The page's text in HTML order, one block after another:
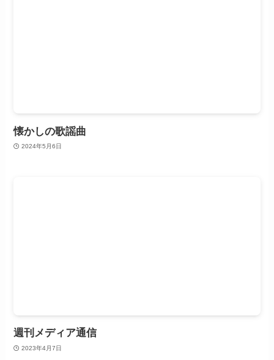
懐かしの歌謡曲
2024年5月6日
週刊メディア通信
2023年4月7日